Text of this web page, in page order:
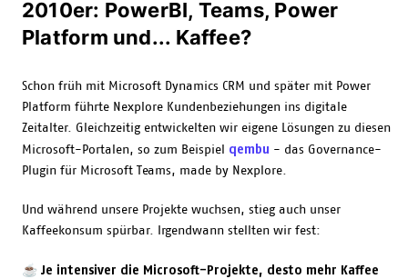
2010er: PowerBI, Teams, Power
Platform und... Kaffee?
Schon früh mit Microsoft Dynamics CRM und später mit Power
Platform führte Nexplore Kundenbeziehungen ins digitale
Zeitalter. Gleichzeitig entwickelten wir eigene Lösungen zu diesen
Microsoft-Portalen, so zum Beispiel qembu - das Governance-
Plugin für Microsoft Teams, made by Nexplore.
Und während unsere Projekte wuchsen, stieg auch unser
Kaffeekonsum spürbar. Irgendwann stellten wir fest:
☕ Je intensiver die Microsoft-Projekte, desto mehr Kaffee